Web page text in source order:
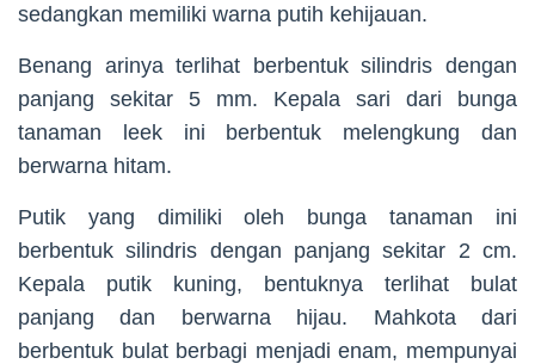
sedangkan memiliki warna putih kehijauan.
Benang arinya terlihat berbentuk silindris dengan
panjang sekitar 5 mm. Kepala sari dari bunga
tanaman leek ini berbentuk melengkung dan
berwarna hitam.
Putik yang dimiliki oleh bunga tanaman ini
berbentuk silindris dengan panjang sekitar 2 cm.
Kepala putik kuning, bentuknya terlihat bulat
panjang dan berwarna hijau. Mahkota dari
berbentuk bulat berbagi menjadi enam, mempunyai